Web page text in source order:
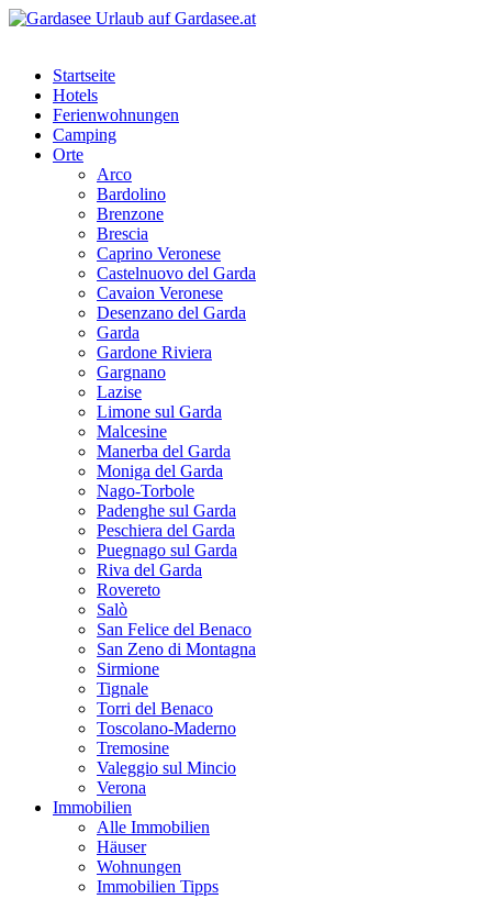
Startseite
Hotels
Ferienwohnungen
Camping
Orte
Arco
Bardolino
Brenzone
Brescia
Caprino Veronese
Castelnuovo del Garda
Cavaion Veronese
Desenzano del Garda
Garda
Gardone Riviera
Gargnano
Lazise
Limone sul Garda
Malcesine
Manerba del Garda
Moniga del Garda
Nago-Torbole
Padenghe sul Garda
Peschiera del Garda
Puegnago sul Garda
Riva del Garda
Rovereto
Salò
San Felice del Benaco
San Zeno di Montagna
Sirmione
Tignale
Torri del Benaco
Toscolano-Maderno
Tremosine
Valeggio sul Mincio
Verona
Immobilien
Alle Immobilien
Häuser
Wohnungen
Immobilien Tipps